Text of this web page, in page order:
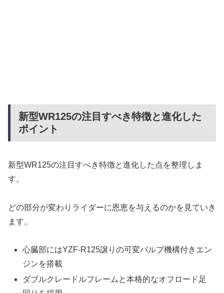
新型WR125の注目すべき特徴と進化した
ポイント
新型WR125の注目すべき特徴と進化した点を整理しま
す。
どの部分が変わりライダーに恩恵を与えるのかを見ていき
ます。
心臓部にはYZF-R125譲りの可変バルブ機構付きエン
ジンを搭載
ダブルクレードルフレームと本格的なオフロード足